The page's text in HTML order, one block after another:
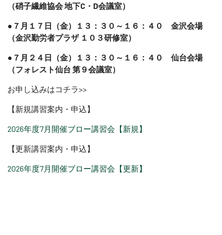
（硝子繊維協会 地下C・D会議室）
●７月１７日（金）１３：３０～１６：４０ 金沢会場
（金沢勤労者プラザ １０３研修室）
●７月２４日（金）１３：３０～１６：４０ 仙台会場
（フォレスト仙台 第９会議室）
お申し込みはコチラ>>
【新規講習案内・申込】
2026年度7月開催ブロー講習会【新規】
【更新講習案内・申込】
2026年度7月開催ブロー講習会【更新】